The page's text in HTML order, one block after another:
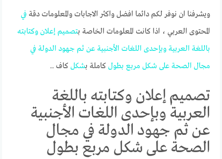
ويشرفنا ان نوفر لكم دائما افضل واكثر الاجابات والمعلومات دقةفي
المحتوى العربي ، اذا كانت المعلومات الخاصة بتصميم إعلان وكتابته
باللغة العربية وبإحدى اللغات الأجنبية عن ثم جهود الدولة في
مجال الصحة على شكل مربع بطول كاملة بشكل كاف ..
تصميم إعلان وكتابته باللغة
العربية وبإحدى اللغات الأجنبية
عن ثم جهود الدولة في مجال
الصحة على شكل مربع بطول